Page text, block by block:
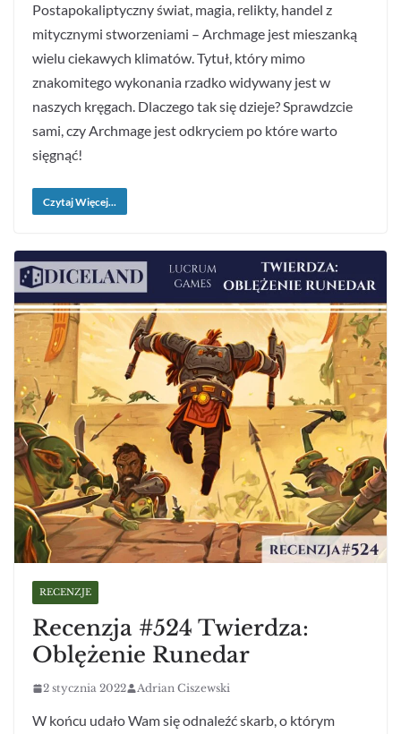
Postapokaliptyczny świat, magia, relikty, handel z
mitycznymi stworzeniami – Archmage jest mieszanką
wielu ciekawych klimatów. Tytuł, który mimo
znakomitego wykonania rzadko widywany jest w
naszych kręgach. Dlaczego tak się dzieje? Sprawdzcie
sami, czy Archmage jest odkryciem po które warto
sięgnąć!
Czytaj Więcej...
RECENZJE
Recenzja #524 Twierdza:
Oblężenie Runedar
2 stycznia 2022 Adrian Ciszewski
W końcu udało Wam się odnaleźć skarb, o którym